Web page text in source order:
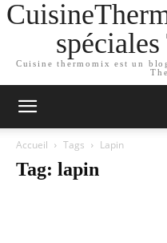
Cuisine thermomix est un
Accueil Tags Lapin
Tag: lapin